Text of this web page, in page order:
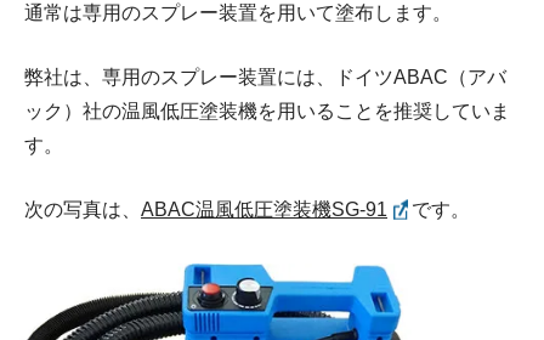
通常は専用のスプレー装置を用いて塗布します。
弊社は、専用のスプレー装置には、ドイツABAC（アバ
ック）社の温風低圧塗装機を用いることを推奨していま
す。
次の写真は、 ABAC温風低圧塗装機SG-91 です。